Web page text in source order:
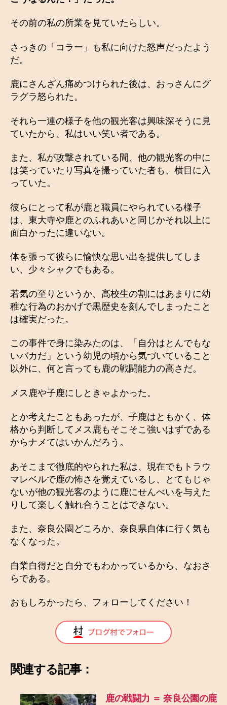
その前の私の所業を見ていたらしい。
さっきの「コラー」も私に向けた怒声だったよう
だ。
鹿にさんざん痛めつけられた後は、おっさんにグ
ラグラ怒られた。
それら一連の様子を他の観光客は興味深そうに見
ていたから、私はいい笑い者である。
また、私が攻撃されている間、他の観光客の中に
は笑っていたり写真を撮っていた者も、横目に入
っていた。
彼らにとって私が鹿と職員にやられている様子
は、東大寺や鹿とのふれあいと同じかそれ以上に
面白かったに違いない。
体を張って彼らに愉快な思い出を提供してしま
い、少々シャクでもある。
若気の至りというか、高校生の割にはあまりに幼
稚な行為のおかげで黒歴史を刻んでしまったこと
は確実だった。
この事件で身に染みたのは、「自分はとんでもな
いバカだ」という幼児の頃から気づいていること
以外に、何と言っても鹿の戦闘能力の高さだ。
メス鹿や子鹿にしときゃよかった。
とか考えたこともあったが、子鹿はともかく、体
格から判断してメス鹿もそこそこ強いはずである
からナメてはいかんだろう。
あそこまで徹底的やられた私は、現在でもトラウ
マレベルで鹿の怖さを覚えているし、とてもじゃ
ないが他の観光客のように鹿にせんべいを与えた
りして楽しく触れ合うことはできない。
また、奈良公園どころか、奈良県自体に行く気も
なくなった。
自業自得だと自分でもわかっているから、なおさ
らである。
おもしろかったら、フォローしてください！
関連する記事：
鹿の戦闘力 ＝ 奈良公園の鹿